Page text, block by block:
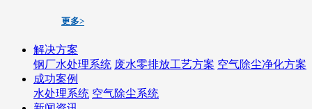
更多>
解决方案
钢厂水处理系统 废水零排放工艺方案 空气除尘净化方案
成功案例
水处理系统 空气除尘系统